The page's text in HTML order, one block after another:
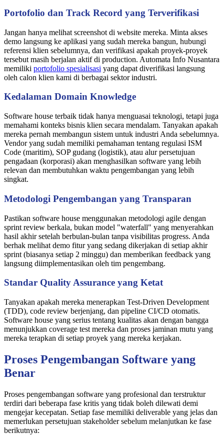
Portofolio dan Track Record yang Terverifikasi
Jangan hanya melihat screenshot di website mereka. Minta akses
demo langsung ke aplikasi yang sudah mereka bangun, hubungi
referensi klien sebelumnya, dan verifikasi apakah proyek-proyek
tersebut masih berjalan aktif di production. Automata Info Nusantara
memiliki portofolio spesialisasi yang dapat diverifikasi langsung
oleh calon klien kami di berbagai sektor industri.
Kedalaman Domain Knowledge
Software house terbaik tidak hanya menguasai teknologi, tetapi juga
memahami konteks bisnis klien secara mendalam. Tanyakan apakah
mereka pernah membangun sistem untuk industri Anda sebelumnya.
Vendor yang sudah memiliki pemahaman tentang regulasi ISM
Code (maritim), SOP gudang (logistik), atau alur persetujuan
pengadaan (korporasi) akan menghasilkan software yang lebih
relevan dan membutuhkan waktu pengembangan yang lebih
singkat.
Metodologi Pengembangan yang Transparan
Pastikan software house menggunakan metodologi agile dengan
sprint review berkala, bukan model "waterfall" yang menyerahkan
hasil akhir setelah berbulan-bulan tanpa visibilitas progress. Anda
berhak melihat demo fitur yang sedang dikerjakan di setiap akhir
sprint (biasanya setiap 2 minggu) dan memberikan feedback yang
langsung diimplementasikan oleh tim pengembang.
Standar Quality Assurance yang Ketat
Tanyakan apakah mereka menerapkan Test-Driven Development
(TDD), code review berjenjang, dan pipeline CI/CD otomatis.
Software house yang serius tentang kualitas akan dengan bangga
menunjukkan coverage test mereka dan proses jaminan mutu yang
mereka terapkan di setiap proyek yang mereka kerjakan.
Proses Pengembangan Software yang
Benar
Proses pengembangan software yang profesional dan terstruktur
terdiri dari beberapa fase kritis yang tidak boleh dilewati demi
mengejar kecepatan. Setiap fase memiliki deliverable yang jelas dan
memerlukan persetujuan stakeholder sebelum melanjutkan ke fase
berikutnya: